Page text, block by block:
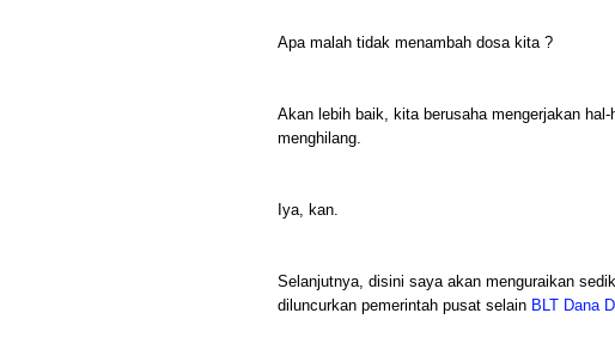
Apa malah tidak menambah dosa kita ?
Akan lebih baik, kita berusaha mengerjakan
menghilang.
Iya, kan.
Selanjutnya, disini saya akan menguraikan
diluncurkan pemerintah pusat selain BLT Dana